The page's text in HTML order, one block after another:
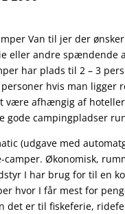
Van til jer der
eller andre spændende
har plads til 2 – 3
personer hvis man
være afhængig af
gode campingpladser
(udgave med
Økonomisk,
I har brug for til en
hvor I får mest for
det er til fiskeferie,